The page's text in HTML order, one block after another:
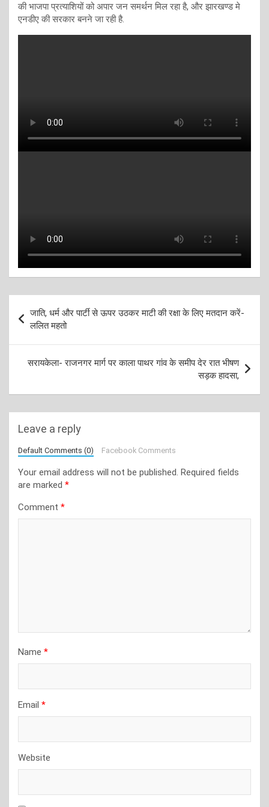
की भाजपा प्रत्याशियों को अपार जन समर्थन मिल रहा है, और झारखण्ड मे
एनडीए की सरकार बनने जा रही है.
navigation
जाति, धर्म और पार्टी से ऊपर उठकर माटी की रक्षा के लिए मतदान करें-
ललित महतो
सरायकेला- राजनगर मार्ग पर काला पाथर गांव के समीप देर रात भीषण
सड़क हादसा,
Leave a reply
Default Comments (0) Facebook Comments
Your email address will not be published. Required fields
are marked *
Comment *
Name *
Email *
Website